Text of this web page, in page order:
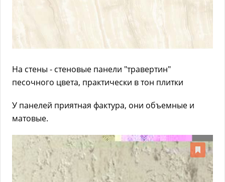
На стены - стеновые панели "травертин"
песочного цвета, практически в тон плитки
У панелей приятная фактура, они объемные и
матовые.